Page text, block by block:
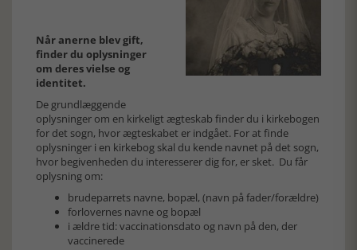
Når anerne blev gift,
finder du oplysninger
om deres vielse og
identitet.
De grundlæggende
oplysninger om en kirkeligt ægteskab finder du i kirkebogen
for det sogn, hvor ægteskabet er indgået. For at finde
oplysninger i en kirkebog skal du kende navnet på det sogn,
hvor begivenheden du interesserer dig for, er sket. Du får
oplysning om:
brudeparrets navne, bopæl, (navn på fader/forældre)
forlovernes navne og bopæl
i ældre tid: vaccinationsdato og navn på den, der
vaccinerede